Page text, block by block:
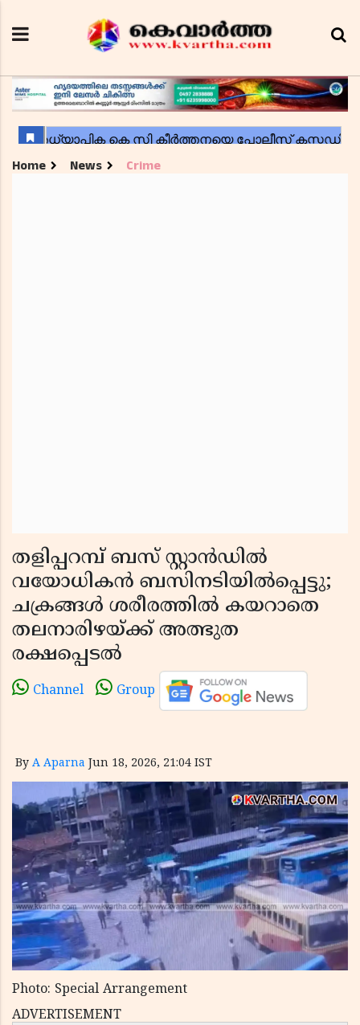
Home News Crime
തളിപ്പറമ്പ് ബസ് സ്റ്റാൻഡിൽ
വയോധികൻ ബസിനടിയിൽപ്പെട്ടു;
ചക്രങ്ങൾ ശരീരത്തിൽ കയറാതെ
തലനാരിഴയ്ക്ക് അത്ഭുത
രക്ഷപ്പെടൽ
Channel Group
By A Aparna Jun 18, 2026, 21:04 IST
Photo: Special Arrangement
ADVERTISEMENT